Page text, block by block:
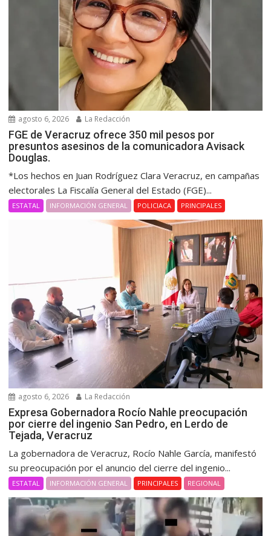
agosto 6, 2026 La Redacción
FGE de Veracruz ofrece 350 mil pesos por
presuntos asesinos de la comunicadora Avisack
Douglas.
*Los hechos en Juan Rodríguez Clara Veracruz, en campañas
electorales La Fiscalía General del Estado (FGE)...
ESTATAL INFORMACIÓN GENERAL POLICIACA PRINCIPALES
agosto 6, 2026 La Redacción
Expresa Gobernadora Rocío Nahle preocupación
por cierre del ingenio San Pedro, en Lerdo de
Tejada, Veracruz
La gobernadora de Veracruz, Rocío Nahle García, manifestó
su preocupación por el anuncio del cierre del ingenio...
ESTATAL INFORMACIÓN GENERAL PRINCIPALES REGIONAL